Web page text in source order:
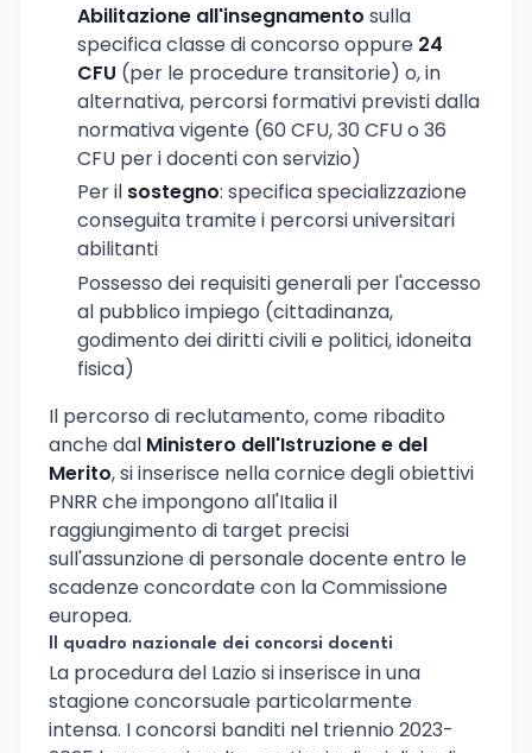
Abilitazione all'insegnamento sulla
specifica classe di concorso oppure 24
CFU (per le procedure transitorie) o, in
alternativa, percorsi formativi previsti dalla
normativa vigente (60 CFU, 30 CFU o 36
CFU per i docenti con servizio)
Per il sostegno: specifica specializzazione
conseguita tramite i percorsi universitari
abilitanti
Possesso dei requisiti generali per l'accesso
al pubblico impiego (cittadinanza,
godimento dei diritti civili e politici, idoneita
fisica)
Il percorso di reclutamento, come ribadito
anche dal Ministero dell'Istruzione e del
Merito, si inserisce nella cornice degli obiettivi
PNRR che impongono all'Italia il
raggiungimento di target precisi
sull'assunzione di personale docente entro le
scadenze concordate con la Commissione
europea.
Il quadro nazionale dei concorsi docenti
La procedura del Lazio si inserisce in una
stagione concorsuale particolarmente
intensa. I concorsi banditi nel triennio 2023-